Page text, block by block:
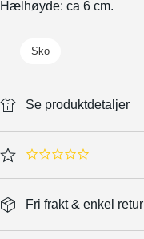
Hælhøyde: ca 6 cm.
Sko
Se produktdetaljer
0.0 star rating
Fri frakt & enkel retur